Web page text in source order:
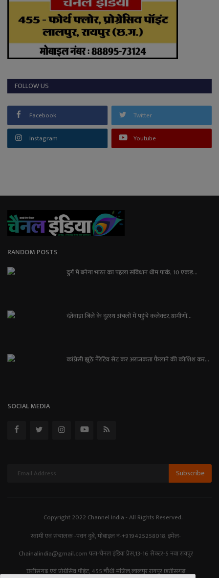
FOLLOW US
Facebook Twitter
Instagram Youtube
RANDOM POSTS
दुर्ग में बनेगा भारत का पहला संविधान थीम पार्क, 10 एकड़...
दंतेवाड़ा जिले के दूरस्थ अंचलों में पहुंचे कलेक्टर,ग्रामीणों...
कांग्रेसी झूठे नैरेटिव सेट कर अराजकता फैलाने की कोशिश कर...
SOCIAL MEDIA
Subscribe
Copyright 2022 Channel India - All Rights Reserved.
स्वामी एवं संचालक -पवन दुबे, मोबाइल नं-+919425258018, इमेल-
Chainalindia@gmail.com पता-चैनल इंडिया प्रेस,13-16 सेक्टर-5 नवा रायपुर
छत्तीसगढ़ एवं प्रोग्रेसिव पॉइंट, 455 चौथी मंजिल,लालपुर रायपुर छत्तीसगढ़